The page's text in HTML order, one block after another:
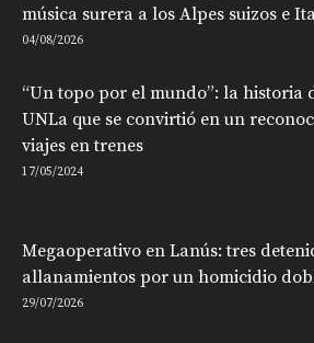
música surera a los Alpes suizos e
04/08/2026
“Un topo por el mundo”: la historia
UNLa que se convirtió en un
viajes en trenes
17/05/2024
Megaoperativo en Lanús: tres
allanamientos por un homicidio
29/07/2026